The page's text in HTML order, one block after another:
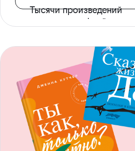
Тысячи произведений
с доступом офлайн